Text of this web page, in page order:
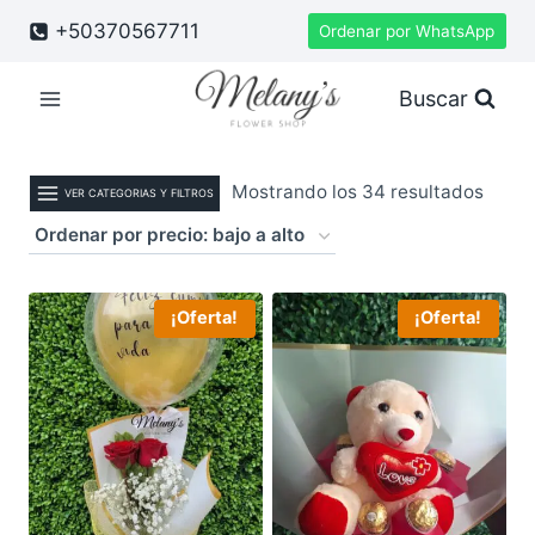
+50370567711 Ordenar por WhatsApp
Buscar
VER CATEGORIAS Y FILTROS Mostrando los 34 resultados
bajo
a
¡Oferta! ¡Oferta!